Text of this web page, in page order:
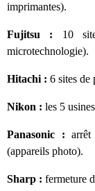
imprimantes).
Fujitsu : 10
microtechnologie).
Hitachi : 6 sites de
Nikon : les 5
Panasonic :
(appareils photo).
Sharp : fermeture